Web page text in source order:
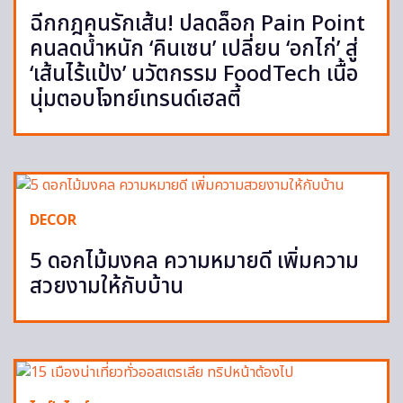
ฉีกกฎคนรักเส้น! ปลดล็อก Pain Point
คนลดน้ำหนัก ‘คินเซน’ เปลี่ยน ‘อกไก่’ สู่
‘เส้นไร้แป้ง’ นวัตกรรม FoodTech เนื้อ
นุ่มตอบโจทย์เทรนด์เฮลตี้
DECOR
5 ดอกไม้มงคล ความหมายดี เพิ่มความ
สวยงามให้กับบ้าน